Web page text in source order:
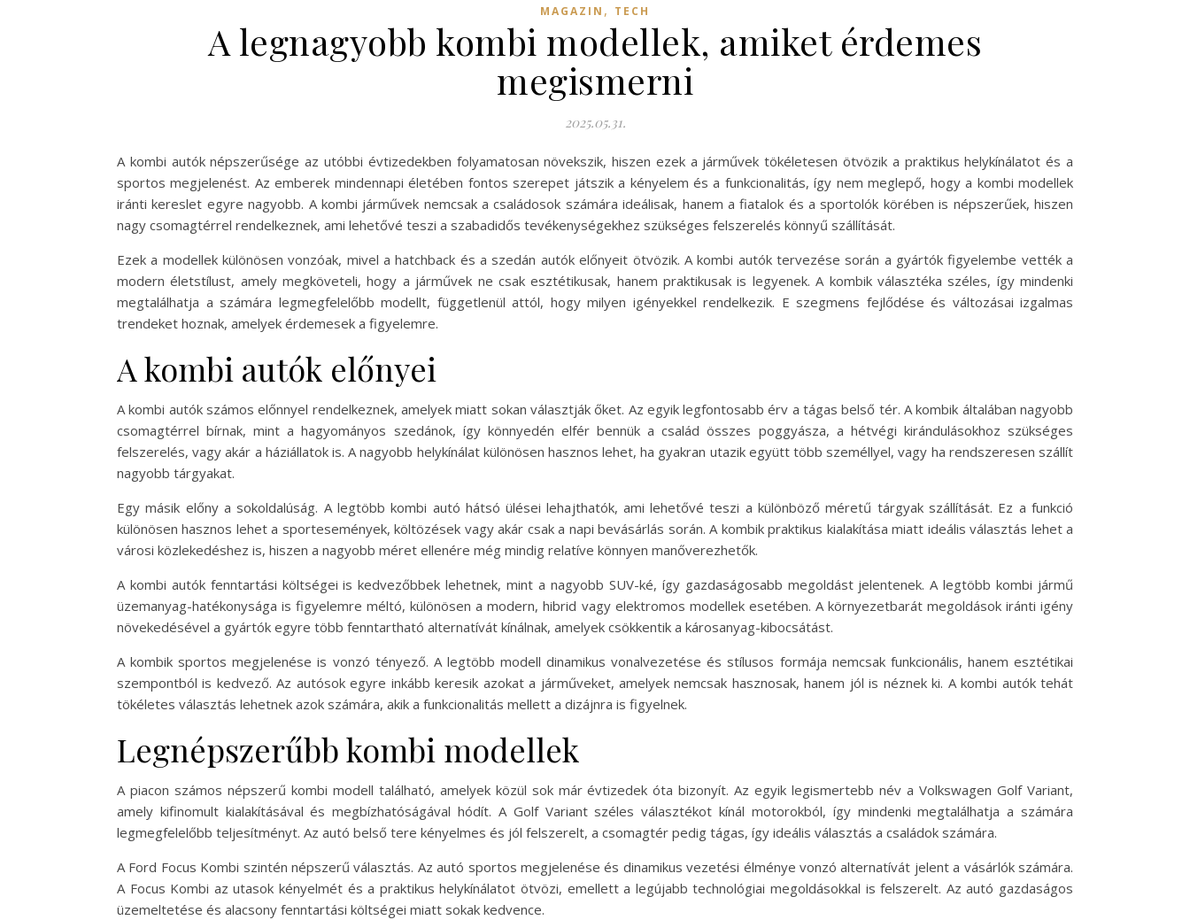
MAGAZIN , TECH
A legnagyobb kombi modellek, amiket érdemes
megismerni
2025.05.31.
A kombi autók népszerűsége az utóbbi évtizedekben folyamatosan növekszik, hiszen ezek a járművek tökéletesen ötvözik a praktikus helykínálatot és a
sportos megjelenést. Az emberek mindennapi életében fontos szerepet játszik a kényelem és a funkcionalitás, így nem meglepő, hogy a kombi modellek
iránti kereslet egyre nagyobb. A kombi járművek nemcsak a családosok számára ideálisak, hanem a fiatalok és a sportolók körében is népszerűek, hiszen
nagy csomagtérrel rendelkeznek, ami lehetővé teszi a szabadidős tevékenységekhez szükséges felszerelés könnyű szállítását.
Ezek a modellek különösen vonzóak, mivel a hatchback és a szedán autók előnyeit ötvözik. A kombi autók tervezése során a gyártók figyelembe vették a
modern életstílust, amely megköveteli, hogy a járművek ne csak esztétikusak, hanem praktikusak is legyenek. A kombik választéka széles, így mindenki
megtalálhatja a számára legmegfelelőbb modellt, függetlenül attól, hogy milyen igényekkel rendelkezik. E szegmens fejlődése és változásai izgalmas
trendeket hoznak, amelyek érdemesek a figyelemre.
A kombi autók előnyei
A kombi autók számos előnnyel rendelkeznek, amelyek miatt sokan választják őket. Az egyik legfontosabb érv a tágas belső tér. A kombik általában nagyobb
csomagtérrel bírnak, mint a hagyományos szedánok, így könnyedén elfér bennük a család összes poggyásza, a hétvégi kirándulásokhoz szükséges
felszerelés, vagy akár a háziállatok is. A nagyobb helykínálat különösen hasznos lehet, ha gyakran utazik együtt több személlyel, vagy ha rendszeresen szállít
nagyobb tárgyakat.
Egy másik előny a sokoldalúság. A legtöbb kombi autó hátsó ülései lehajthatók, ami lehetővé teszi a különböző méretű tárgyak szállítását. Ez a funkció
különösen hasznos lehet a sportesemények, költözések vagy akár csak a napi bevásárlás során. A kombik praktikus kialakítása miatt ideális választás lehet a
városi közlekedéshez is, hiszen a nagyobb méret ellenére még mindig relatíve könnyen manőverezhetők.
A kombi autók fenntartási költségei is kedvezőbbek lehetnek, mint a nagyobb SUV-ké, így gazdaságosabb megoldást jelentenek. A legtöbb kombi jármű
üzemanyag-hatékonysága is figyelemre méltó, különösen a modern, hibrid vagy elektromos modellek esetében. A környezetbarát megoldások iránti igény
növekedésével a gyártók egyre több fenntartható alternatívát kínálnak, amelyek csökkentik a károsanyag-kibocsátást.
A kombik sportos megjelenése is vonzó tényező. A legtöbb modell dinamikus vonalvezetése és stílusos formája nemcsak funkcionális, hanem esztétikai
szempontból is kedvező. Az autósok egyre inkább keresik azokat a járműveket, amelyek nemcsak hasznosak, hanem jól is néznek ki. A kombi autók tehát
tökéletes választás lehetnek azok számára, akik a funkcionalitás mellett a dizájnra is figyelnek.
Legnépszerűbb kombi modellek
A piacon számos népszerű kombi modell található, amelyek közül sok már évtizedek óta bizonyít. Az egyik legismertebb név a Volkswagen Golf Variant,
amely kifinomult kialakításával és megbízhatóságával hódít. A Golf Variant széles választékot kínál motorokból, így mindenki megtalálhatja a számára
legmegfelelőbb teljesítményt. Az autó belső tere kényelmes és jól felszerelt, a csomagtér pedig tágas, így ideális választás a családok számára.
A Ford Focus Kombi szintén népszerű választás. Az autó sportos megjelenése és dinamikus vezetési élménye vonzó alternatívát jelent a vásárlók számára.
A Focus Kombi az utasok kényelmét és a praktikus helykínálatot ötvözi, emellett a legújabb technológiai megoldásokkal is felszerelt. Az autó gazdaságos
üzemeltetése és alacsony fenntartási költségei miatt sokak kedvence.